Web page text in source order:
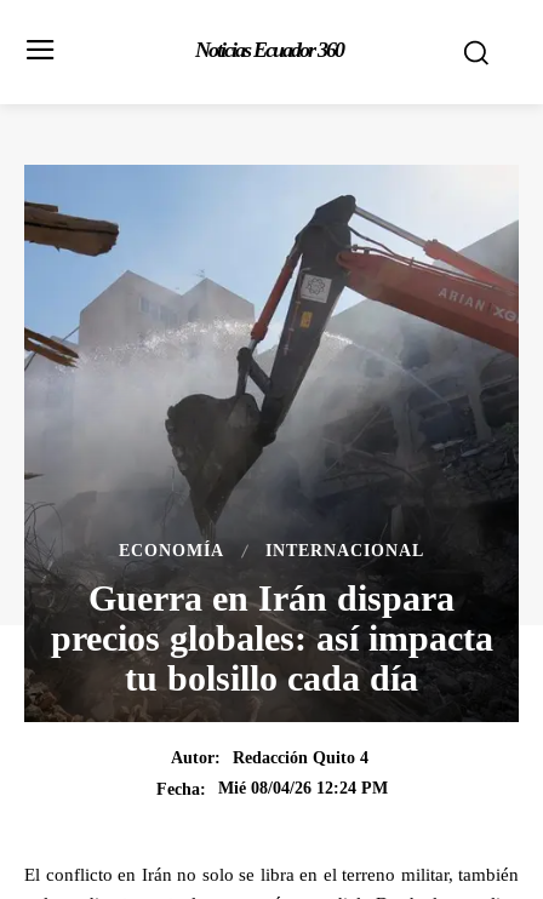
Noticias Ecuador 360
ECONOMÍA INTERNACIONAL
Guerra en Irán dispara
precios globales: así impacta
tu bolsillo cada día
Autor:
Redacción Quito 4
Fecha:
Mié 08/04/26 12:24 PM
El conflicto en Irán no solo se libra en el terreno militar, también